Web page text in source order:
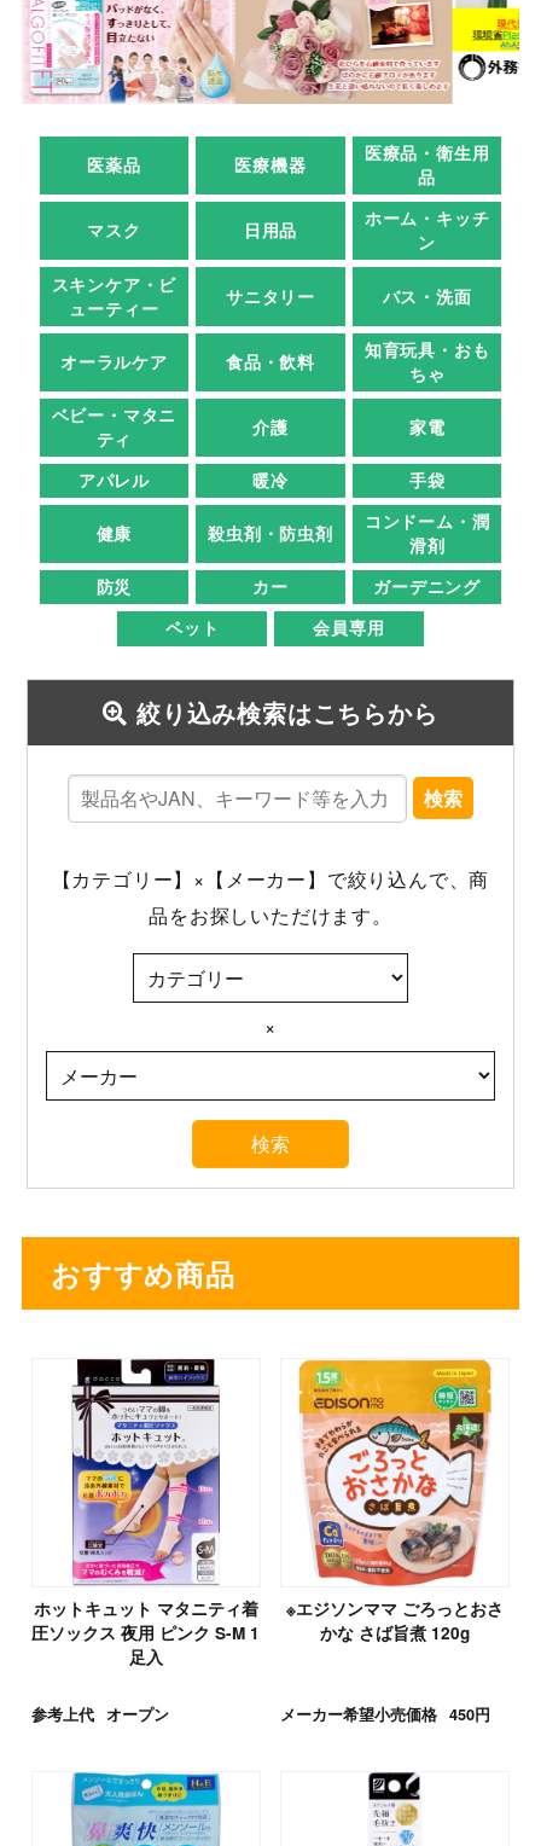
医薬品 医療機器
医療品・衛生用
品
マスク 日用品
ホーム・キッチ
ン
スキンケア・ビ
ューティー
サニタリー バス・洗面
オーラルケア 食品・飲料
知育玩具・おも
ちゃ
ベビー・マタニ
ティ
介護 家電
アパレル 暖冷 手袋
健康 殺虫剤・防虫剤
コンドーム・潤
滑剤
防災
カー
ガーデニング
ペット
会員専用
絞り込み検索はこちらから
検索
【カテゴリー】×【メーカー】で絞り込んで、商
品をお探しいただけます。
×
おすすめ商品
ホットキュット マタニティ着
圧ソックス 夜用 ピンク S-M 1
足入
参考上代 オープン
※エジソンママ ごろっとおさ
かな さば旨煮 120g
メーカー希望小売価格 450円